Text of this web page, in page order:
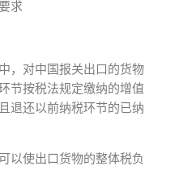
求
，对中国报关出口的货物
节按税法规定缴纳的增值
退还以前纳税环节的已纳
以使出口货物的整体税负